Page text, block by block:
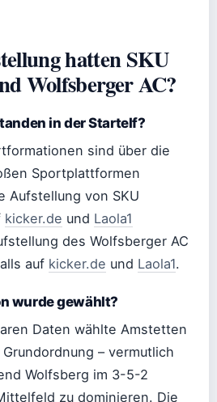
hatten SKU
Wolfsberger AC?
in der Startelf?
sind über die
Sportplattformen
Aufstellung von SKU
kicker.de und Laola1
des Wolfsberger AC
auf kicker.de und Laola1.
wurde gewählt?
Daten wählte Amstetten
– vermutlich
Wolfsberg im 3-5-2
zu dominieren. Die